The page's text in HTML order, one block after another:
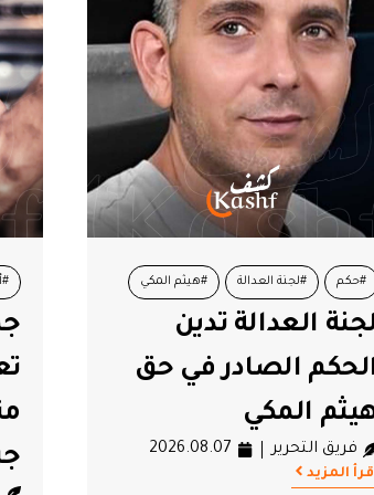
#أصوات نساء #تونس
جمعية أصوات نساء
تعلن عن إطلاق أول
منصة إلكترونية لتوثيق
جرائم تقتيل النساء